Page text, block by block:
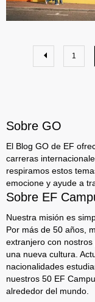
1
Sobre GO
El Blog GO de EF
carreras
respiramos estos
emocione y ayude a
Sobre EF
Nuestra misión es
Por más de 50 años,
extranjero con
una nueva cultura.
nacionalidades
nuestros 50 EF
alrededor del mundo.